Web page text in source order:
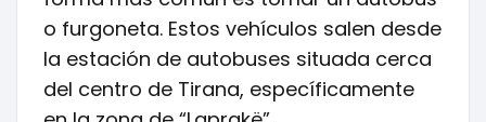
o furgoneta. Estos vehículos salen desde
la estación de autobuses situada cerca
del centro de Tirana, específicamente